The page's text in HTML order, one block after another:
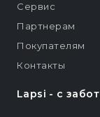
Lapsi - c
Сервис
Партнерам
Покупателям
Контакты